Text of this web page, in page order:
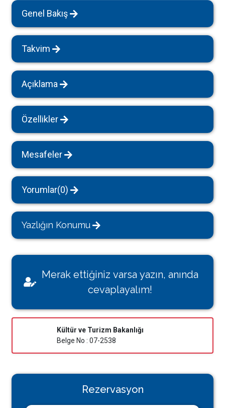
Genel Bakış
Takvim
Açıklama
Özellikler
Mesafeler
Yorumlar(0)
Yazlığın Konumu
Merak ettiğiniz varsa yazın, anında
cevaplayalım!
Kültür ve Turizm Bakanlığı
Belge No : 07-2538
Rezervasyon